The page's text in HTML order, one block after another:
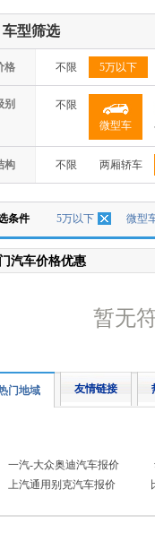
车型筛选
格 不限 5万以下
别
不限
微型车
构 不限 两厢轿车
条件 5万以下 微型
汽车价格优惠
暂无
门地域 友情链接
一汽-大众奥迪汽车报价
上汽通用别克汽车报价